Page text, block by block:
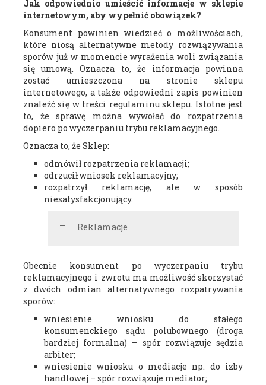
Jak odpowiednio umieścić informacje w sklepie
internetowym, aby wypełnić obowiązek?
Konsument powinien wiedzieć o możliwościach,
które niosą alternatywne metody rozwiązywania
sporów już w momencie wyrażenia woli związania
się umową. Oznacza to, że informacja powinna
zostać umieszczona na stronie sklepu
internetowego, a także odpowiedni zapis powinien
znaleźć się w treści regulaminu sklepu. Istotne jest
to, że sprawę można wywołać do rozpatrzenia
dopiero po wyczerpaniu trybu reklamacyjnego.
Oznacza to, że Sklep:
odmówił rozpatrzenia reklamacji;
odrzucił wniosek reklamacyjny;
rozpatrzył reklamację, ale w sposób
niesatysfakcjonujący.
Reklamacje
Obecnie konsument po wyczerpaniu trybu
reklamacyjnego i zwrotu ma możliwość skorzystać
z dwóch odmian alternatywnego rozpatrywania
sporów:
wniesienie wniosku do stałego
konsumenckiego sądu polubownego (droga
bardziej formalna) – spór rozwiązuje sędzia
arbiter;
wniesienie wniosku o mediacje np. do izby
handlowej – spór rozwiązuje mediator;